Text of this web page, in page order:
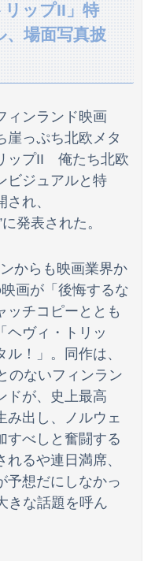
組んでみた
31歳
【熊本イオン爆発】オンワードが亡くなった従業員の3名の経緯を説明
兵庫県の左派の既得利権を斎藤知事が全面廃止、「県が何をするねん？」と存在意義そのものが不明で……
ｗｗｗｗｗ
リップII」特
場面写真披
ィンランド映画
崖っぷち北欧メタ
ップII 俺たち北欧
ビジュアルと特
れ、
発表された。
からも映画業界か
画が「後悔するな
ッチコピーととも
ヘヴィ・トリッ
！」。同作は、
のないフィンラン
ドが、史上最高
み出し、ノルウェ
すべしと奮闘する
るや連日満席、
想だにしなかっ
きな話題を呼ん